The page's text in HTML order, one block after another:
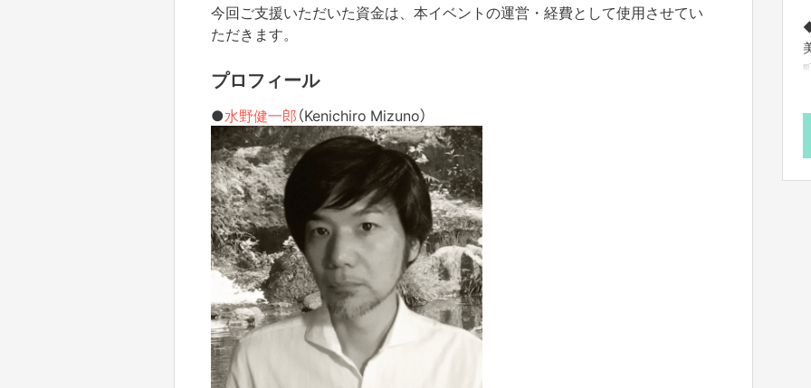
今回ご支援いただいた資金は、本イベントの運営・経費として使用させてい
ただきます。
プロフィール
●水野健一郎（Kenichiro Mizuno）